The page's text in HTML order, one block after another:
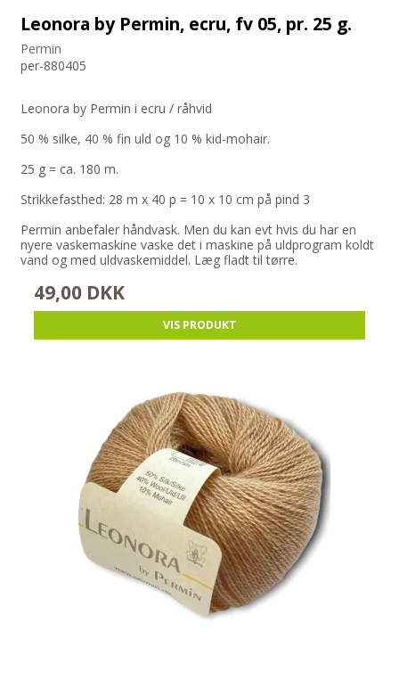
Leonora by Permin, ecru, fv 05, pr. 25 g.
Permin
per-880405
Leonora by Permin i ecru / råhvid
50 % silke, 40 % fin uld og 10 % kid-mohair.
25 g = ca. 180 m.
Strikkefasthed: 28 m x 40 p = 10 x 10 cm på pind 3
Permin anbefaler håndvask. Men du kan evt hvis du har en
nyere vaskemaskine vaske det i maskine på uldprogram koldt
vand og med uldvaskemiddel. Læg fladt til tørre.
49,00 DKK
VIS PRODUKT